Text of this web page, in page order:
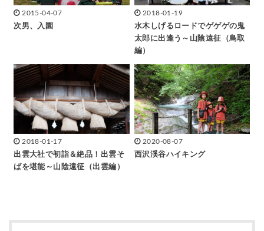
2015-04-07
次男、入園
2018-01-19
水木しげるロードでゲゲゲの鬼
太郎に出逢う～山陰遠征（鳥取
編）
2018-01-17
出雲大社で初詣＆絶品！出雲そ
ばを堪能～山陰遠征（出雲編）
2020-08-07
西沢渓谷ハイキング